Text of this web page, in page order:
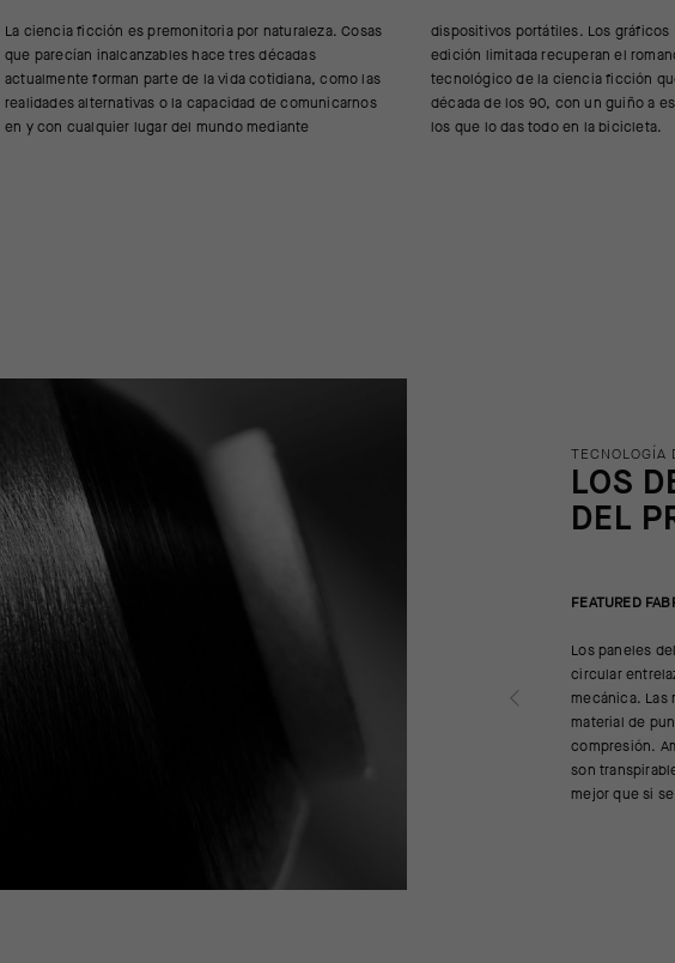
La ciencia ficción es premonitoria por naturaleza. Cosas
que parecían inalcanzables hace tres décadas
actualmente forman parte de la vida cotidiana, como las
realidades alternativas o la capacidad de comunicarnos
en y con cualquier lugar del mundo mediante
dispositivos portátiles. Los gráficos Drop Head de
edición limitada recuperan el romance y el misticismo
tecnológico de la ciencia ficción que caracterizó la
década de los 90, con un guiño a esos momentos en
los que lo das todo en la bicicleta.
TECNOLOGÍA
LOS
DEL
FEATURED
Los paneles
circular
mecánica. Las
material de
compresión.
son
mejor que si